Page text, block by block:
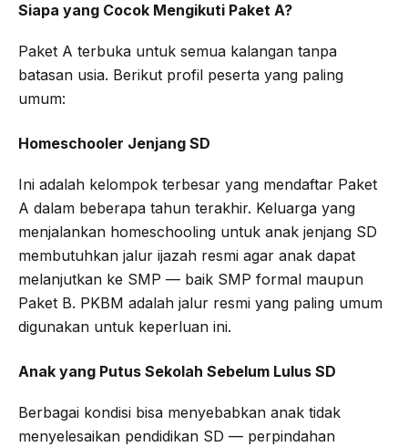
Siapa yang Cocok Mengikuti Paket A?
Paket A terbuka untuk semua kalangan tanpa
batasan usia. Berikut profil peserta yang paling
umum:
Homeschooler Jenjang SD
Ini adalah kelompok terbesar yang mendaftar Paket
A dalam beberapa tahun terakhir. Keluarga yang
menjalankan homeschooling untuk anak jenjang SD
membutuhkan jalur ijazah resmi agar anak dapat
melanjutkan ke SMP — baik SMP formal maupun
Paket B. PKBM adalah jalur resmi yang paling umum
digunakan untuk keperluan ini.
Anak yang Putus Sekolah Sebelum Lulus SD
Berbagai kondisi bisa menyebabkan anak tidak
menyelesaikan pendidikan SD — perpindahan